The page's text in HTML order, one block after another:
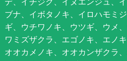
ブナ、イボタノキ、イロハモミ
ギ、ウチワノキ、ウツギ、ウメ
ワミズザクラ、エゴノキ、エノ
オオカメノキ、オオカンザクラ